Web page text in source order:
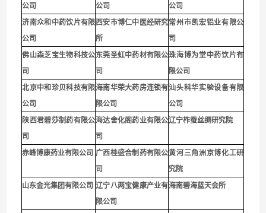
公司
公司
公司
济南众和中药饮片有限
公司
西安市博仁中医经研究
所
常州市凯宏铝业有限公
司
佛山森芝宝生物科技公
司
东莞圣虹中药材有限公
司
珠海博为堂中药饮片有
限公司
北京中和珍贝科技有限
公司
海南华荣大药房连锁有
限公司
汕头科华实验设备有限
公司
陕西君碧莎制药有限公
司
海达舍化阁药业有限公
司
辽宁柞蚕丝绸研究院
赤峰博康药业有限公司 广西桂盛合制药有限公
司
黄河三角洲京博化工研
究院
山东金光集团有限公司 辽宁八两宝健康产业有
限公司
海南碧海蓝天会所